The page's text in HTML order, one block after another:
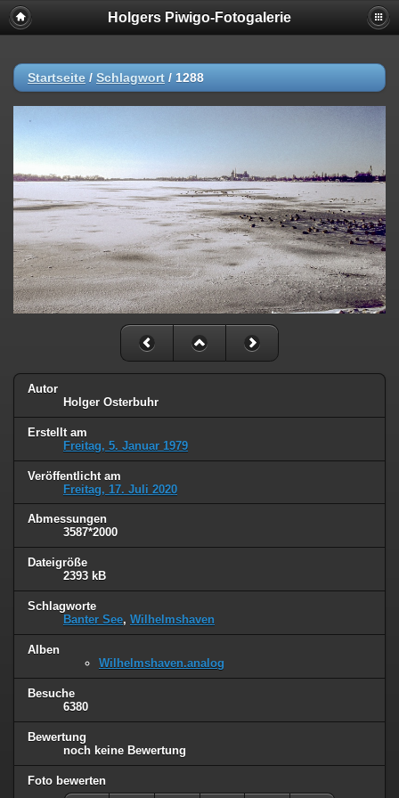
Holgers Piwigo-Fotogalerie
Startseite / Schlagwort / 1288
Autor
Holger Osterbuhr
Erstellt am
Freitag, 5. Januar 1979
Veröffentlicht am
Freitag, 17. Juli 2020
Abmessungen
3587*2000
Dateigröße
2393 kB
Schlagworte
Banter See, Wilhelmshaven
Alben
Wilhelmshaven.analog
Besuche
6380
Bewertung
noch keine Bewertung
Foto bewerten